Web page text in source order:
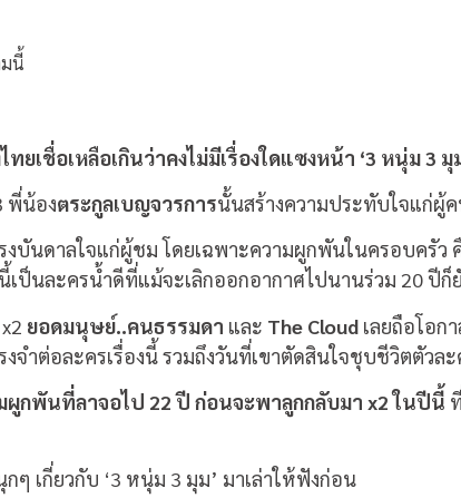
นี้
เชื่อเหลือเกินว่าคงไม่มีเรื่องใดแซงหน้า ‘3 หนุ่ม 3 มุ
พี่น้องตระกูลเบญจวรการนั้นสร้างความประทับใจแก่ผู้
งบันดาลใจแก่ผู้ชม โดยเฉพาะความผูกพันในครอบครั
เป็นละครน้ำดีที่แม้จะเลิกออกอากาศไปนานร่วม 20 ปีก็
ยอดมนุษย์..คนธรรมดา และ The Cloud เลยถือโอก
จำต่อละครเรื่องนี้ รวมถึงวันที่เขาตัดสินใจชุบชีวิตตัว
กพันที่ลาจอไป 22 ปี ก่อนจะพาลูกกลับมา x2 ในปีนี้ ที่
ๆ เกี่ยวกับ ‘3 หนุ่ม 3 มุม’ มาเล่าให้ฟังก่อน